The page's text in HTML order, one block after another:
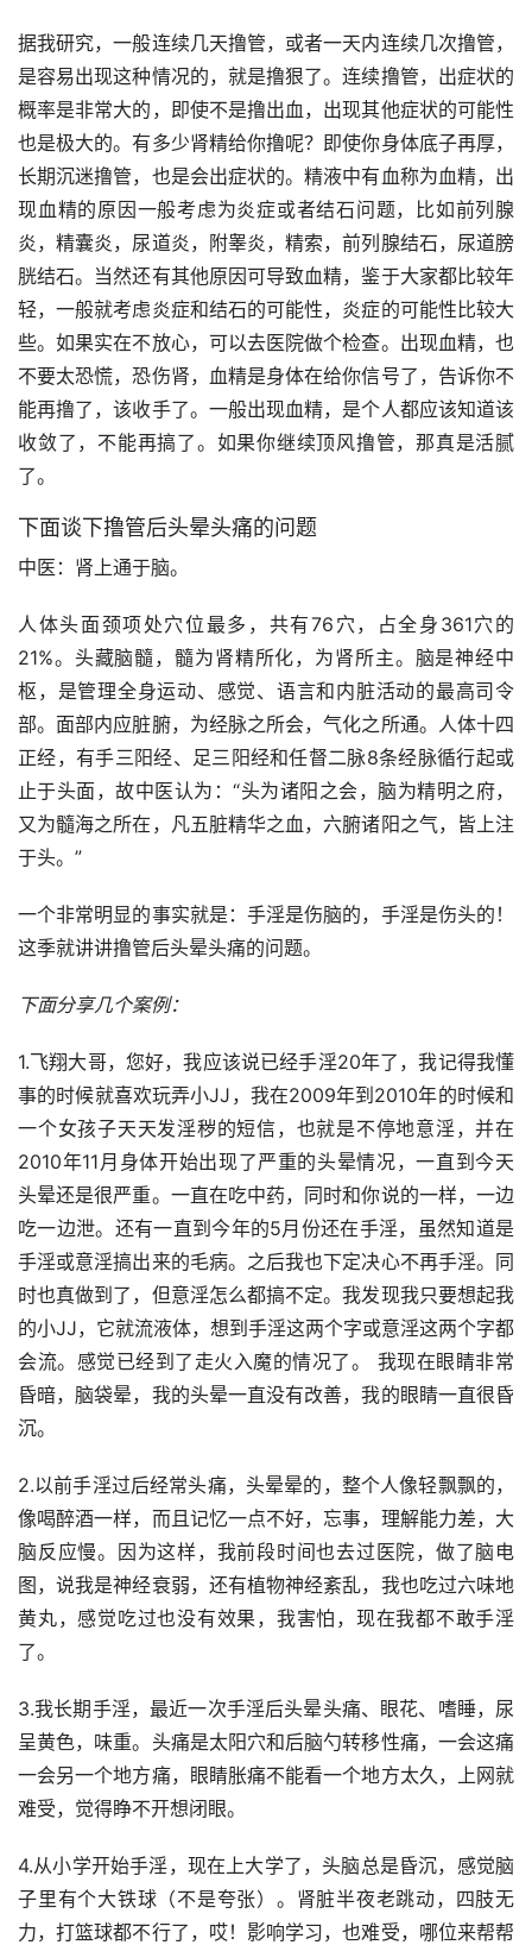
据我研究，一般连续几天撸管，或者一天内连续几次撸管，
是容易出现这种情况的，就是撸狠了。连续撸管，出症状的
概率是非常大的，即使不是撸出血，出现其他症状的可能性
也是极大的。有多少肾精给你撸呢？即使你身体底子再厚，
长期沉迷撸管，也是会出症状的。精液中有血称为血精，出
现血精的原因一般考虑为炎症或者结石问题，比如前列腺
炎，精囊炎，尿道炎，附睾炎，精索，前列腺结石，尿道膀
胱结石。当然还有其他原因可导致血精，鉴于大家都比较年
轻，一般就考虑炎症和结石的可能性，炎症的可能性比较大
些。如果实在不放心，可以去医院做个检查。出现血精，也
不要太恐慌，恐伤肾，血精是身体在给你信号了，告诉你不
能再撸了，该收手了。一般出现血精，是个人都应该知道该
收敛了，不能再搞了。如果你继续顶风撸管，那真是活腻
了。
下面谈下撸管后头晕头痛的问题
中医：肾上通于脑。
人体头面颈项处穴位最多，共有76穴，占全身361穴的
21%。头藏脑髓，髓为肾精所化，为肾所主。脑是神经中
枢，是管理全身运动、感觉、语言和内脏活动的最高司令
部。面部内应脏腑，为经脉之所会，气化之所通。人体十四
正经，有手三阳经、足三阳经和任督二脉8条经脉循行起或
止于头面，故中医认为：“头为诸阳之会，脑为精明之府，
又为髓海之所在，凡五脏精华之血，六腑诸阳之气，皆上注
于头。”
一个非常明显的事实就是：手淫是伤脑的，手淫是伤头的！
这季就讲讲撸管后头晕头痛的问题。
下面分享几个案例：
1.飞翔大哥，您好，我应该说已经手淫20年了，我记得我懂
事的时候就喜欢玩弄小JJ，我在2009年到2010年的时候和
一个女孩子天天发淫秽的短信，也就是不停地意淫，并在
2010年11月身体开始出现了严重的头晕情况，一直到今天
头晕还是很严重。一直在吃中药，同时和你说的一样，一边
吃一边泄。还有一直到今年的5月份还在手淫，虽然知道是
手淫或意淫搞出来的毛病。之后我也下定决心不再手淫。同
时也真做到了，但意淫怎么都搞不定。我发现我只要想起我
的小JJ，它就流液体，想到手淫这两个字或意淫这两个字都
会流。感觉已经到了走火入魔的情况了。 我现在眼睛非常
昏暗，脑袋晕，我的头晕一直没有改善，我的眼睛一直很昏
沉。
2.以前手淫过后经常头痛，头晕晕的，整个人像轻飘飘的，
像喝醉酒一样，而且记忆一点不好，忘事，理解能力差，大
脑反应慢。因为这样，我前段时间也去过医院，做了脑电
图，说我是神经衰弱，还有植物神经紊乱，我也吃过六味地
黄丸，感觉吃过也没有效果，我害怕，现在我都不敢手淫
了。
3.我长期手淫，最近一次手淫后头晕头痛、眼花、嗜睡，尿
呈黄色，味重。头痛是太阳穴和后脑勺转移性痛，一会这痛
一会另一个地方痛，眼睛胀痛不能看一个地方太久，上网就
难受，觉得睁不开想闭眼。
4.从小学开始手淫，现在上大学了，头脑总是昏沉，感觉脑
子里有个大铁球（不是夸张）。肾脏半夜老跳动，四肢无
力，打篮球都不行了，哎！影响学习，也难受，哪位来帮帮